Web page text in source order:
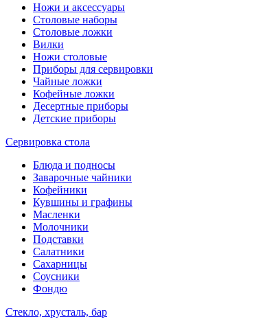
Ножи и аксессуары
Столовые наборы
Столовые ложки
Вилки
Ножи столовые
Приборы для сервировки
Чайные ложки
Кофейные ложки
Десертные приборы
Детские приборы
Сервировка стола
Блюда и подносы
Заварочные чайники
Кофейники
Кувшины и графины
Масленки
Молочники
Подставки
Салатники
Сахарницы
Соусники
Фондю
Стекло, хрусталь, бар